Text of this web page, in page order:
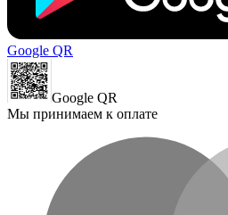
Google QR
Google QR
Мы принимаем к оплате